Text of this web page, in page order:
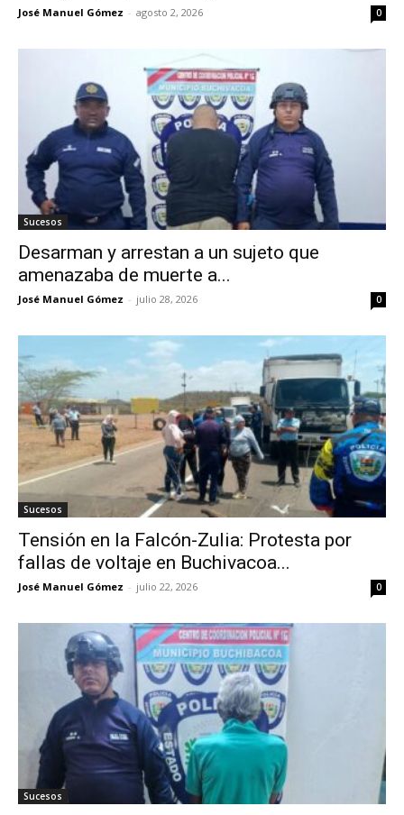
José Manuel Gómez - agosto 2, 2026 0
Sucesos
Desarman y arrestan a un sujeto que
amenazaba de muerte a...
José Manuel Gómez - julio 28, 2026 0
Sucesos
Tensión en la Falcón-Zulia: Protesta por
fallas de voltaje en Buchivacoa...
José Manuel Gómez - julio 22, 2026 0
Sucesos